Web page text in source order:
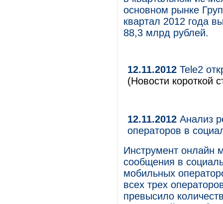
основном рынке
квартал 2012 года
88,3 млрд рублей.
12.11.2012 Tele2
(Новости короткой
12.11.2012 Анализ
операторов в
Инструмент онлайн
сообщения в
мобильных
всех трех
превысило